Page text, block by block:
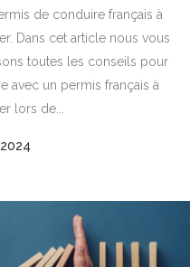
de conduire français à
Dans cet article nous vous
toutes les conseils pour
avec un permis français à
lors de...